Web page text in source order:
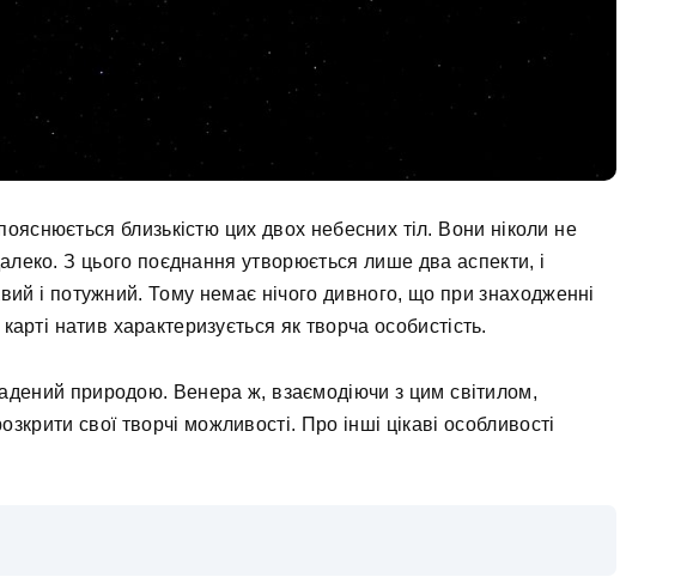
близькістю цих двох небесних тіл. Вони ніколи не
З цього поєднання утворюється лише два аспекти, і
і потужний. Тому немає нічого дивного, що при знаходженні
карті натив характеризується як творча особистість.
природою. Венера ж, взаємодіючи з цим світилом,
свої творчі можливості. Про інші цікаві особливості